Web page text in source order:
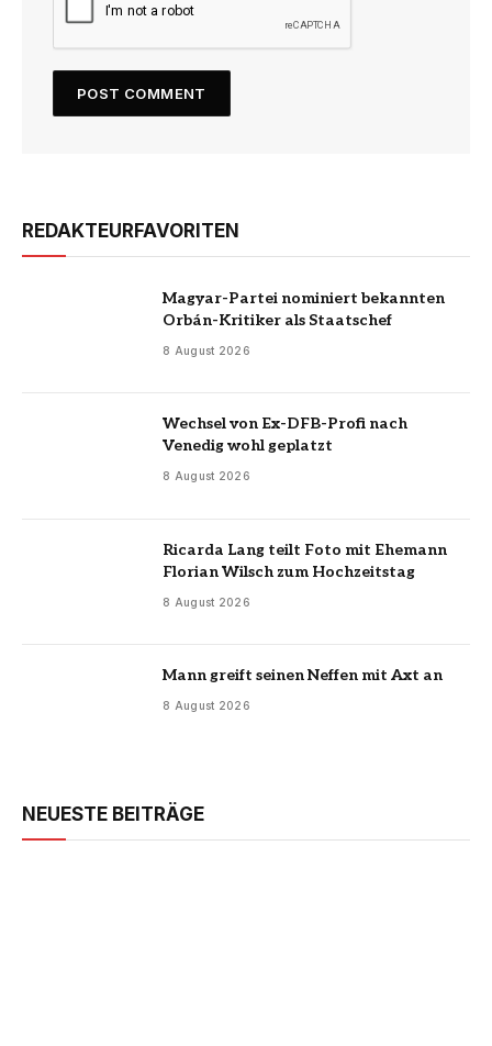
REDAKTEURFAVORITEN
Magyar-Partei nominiert bekannten
Orbán-Kritiker als Staatschef
8 August 2026
Wechsel von Ex-DFB-Profi nach
Venedig wohl geplatzt
8 August 2026
Ricarda Lang teilt Foto mit Ehemann
Florian Wilsch zum Hochzeitstag
8 August 2026
Mann greift seinen Neffen mit Axt an
8 August 2026
NEUESTE BEITRÄGE